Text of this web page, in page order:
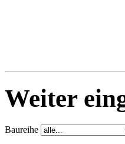
Weiter
Baureihe